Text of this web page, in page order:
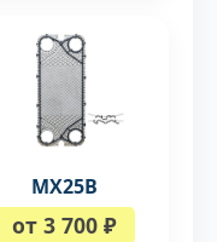
MX25B
от 3 700 ₽